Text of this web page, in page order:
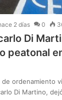
2 días 0
Di
peatonal
ordenamiento
Di Martino,